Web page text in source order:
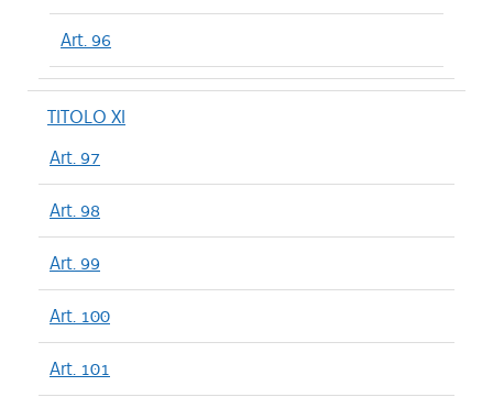
Art. 96
TITOLO XI
Art. 97
Art. 98
Art. 99
Art. 100
Art. 101